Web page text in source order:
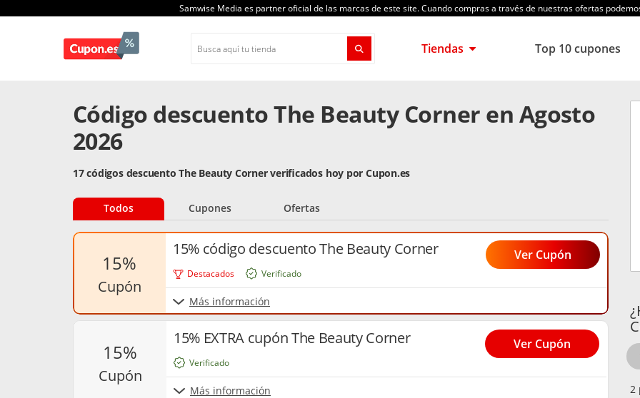
Samwise Media es partner oficial de las marcas de este site. Cuando compras a través de nuestras ofertas
Tiendas Top 10 cupones
Código descuento The Beauty Corner en Agosto
2026
17 códigos descuento The Beauty Corner verificados hoy por Cupon.es
Todos Cupones Ofertas
Destacados
15%
cupón
15% código descuento The Beauty Corner
Más información
Verificado
Ver Cupón
15%
cupón
15% EXTRA cupón The Beauty Corner
Más información
Verificado
Ver Cupón